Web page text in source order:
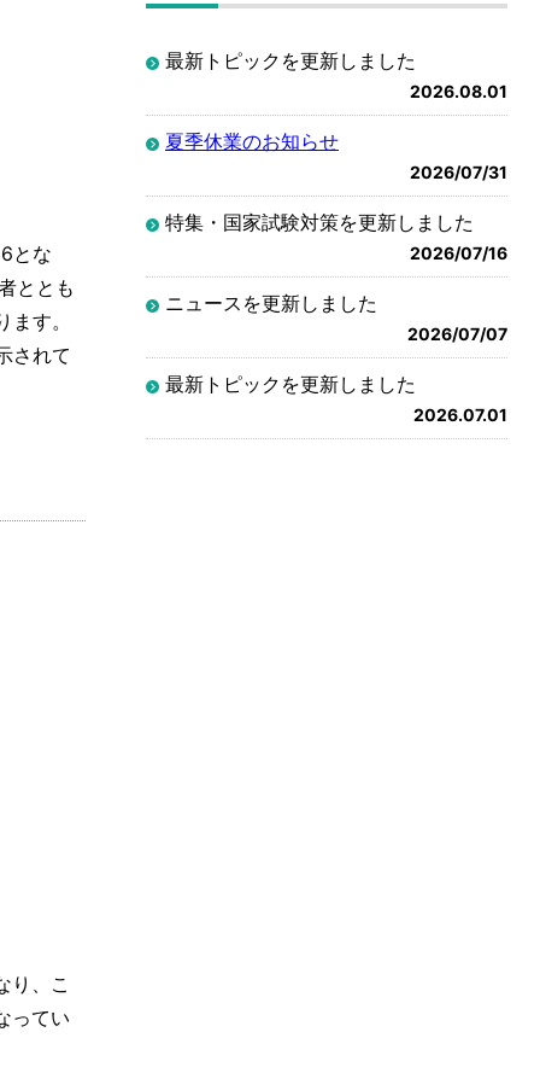
とな
ととも
す。
されて
り、こ
ってい
最新トピックを更新しました
2026.08.01
夏季休業のお知らせ
2026/07/31
特集・国家試験対策を更新しました
2026/07/16
ニュースを更新しました
2026/07/07
最新トピックを更新しました
2026.07.01